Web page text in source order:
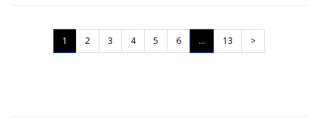
1 2 3 4 5 6 … 13 >